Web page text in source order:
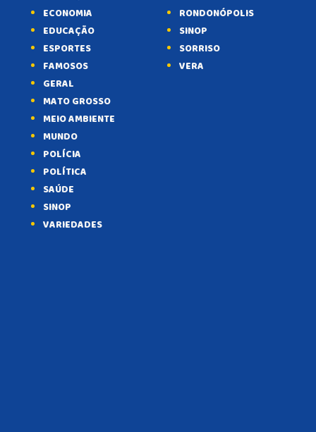
ECONOMIA
EDUCAÇÃO
ESPORTES
FAMOSOS
GERAL
MATO GROSSO
MEIO AMBIENTE
MUNDO
POLÍCIA
POLÍTICA
SAÚDE
SINOP
VARIEDADES
RONDONÓPOLIS
SINOP
SORRISO
VERA